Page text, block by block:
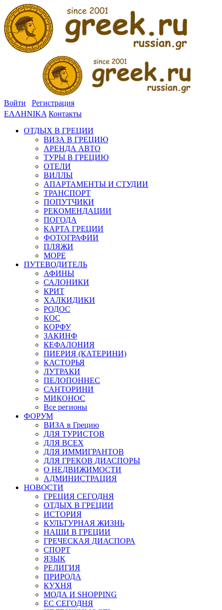
Войти
Регистрация
ΕΛΛΗΝΙΚΑ Контакты
ОТДЫХ В ГРЕЦИИ
ВИЗА В ГРЕЦИЮ
АРЕНДА АВТО
ТУРЫ В ГРЕЦИЮ
ОТЕЛИ
ВИЛЛЫ
АПАРТАМЕНТЫ И СТУДИИ
ТРАНСПОРТ
ПОПУТЧИКИ
РЕКОМЕНДАЦИИ
ПОГОДА
КАРТА ГРЕЦИИ
ФОТОГРАФИИ
ПЛЯЖИ
МОРЕ
ПУТЕВОДИТЕЛЬ
АФИНЫ
САЛОНИКИ
КРИТ
ХАЛКИДИКИ
РОДОС
КОС
КОРФУ
ЗАКИНФ
КЕФАЛОНИЯ
ПИЕРИЯ (КАТЕРИНИ)
КАСТОРЬЯ
ЛУТРАКИ
ПЕЛОПОННЕС
САНТОРИНИ
МИКОНОС
Все регионы
ФОРУМ
ВИЗА в Грецию
ДЛЯ ТУРИСТОВ
ДЛЯ ВСЕХ
ДЛЯ ИММИГРАНТОВ
ДЛЯ ГРЕКОВ ДИАСПОРЫ
О НЕДВИЖИМОСТИ
АДМИНИСТРАЦИЯ
НОВОСТИ
ГРЕЦИЯ СЕГОДНЯ
ОТДЫХ В ГРЕЦИИ
ИСТОРИЯ
КУЛЬТУРНАЯ ЖИЗНЬ
НАШИ В ГРЕЦИИ
ГРЕЧЕСКАЯ ДИАСПОРА
СПОРТ
ЯЗЫК
РЕЛИГИЯ
ПРИРОДА
КУХНЯ
МОДА И SHOPPING
ЕС СЕГОДНЯ